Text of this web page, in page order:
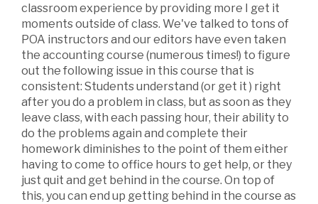
classroom experience by providing more I get it
moments outside of class. We've talked to tons of
POA instructors and our editors have even taken
the accounting course (numerous times!) to figure
out the following issue in this course that is
consistent: Students understand (or get it ) right
after you do a problem in class, but as soon as they
leave class, with each passing hour, their ability to
do the problems again and complete their
homework diminishes to the point of them either
having to come to office hours to get help, or they
just quit and get behind in the course. On top of
this, you can end up getting behind in the course as